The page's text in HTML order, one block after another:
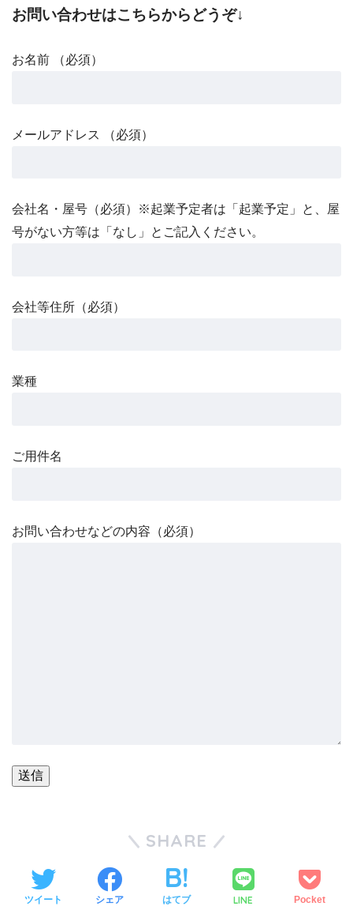
お問い合わせはこちらからどうぞ↓
お名前 （必須）
メールアドレス （必須）
会社名・屋号（必須）※起業予定者は「起業予定」と、屋
号がない方等は「なし」とご記入ください。
会社等住所（必須）
業種
ご用件名
お問い合わせなどの内容（必須）
SHARE
ツイート シェア はてブ LINE Pocket